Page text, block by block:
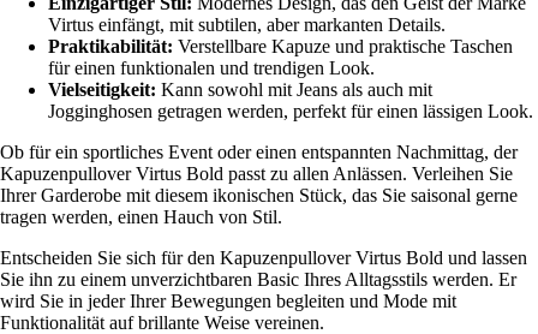
Virtus einfängt, mit subtilen, aber markanten Details.
Praktikabilität: Verstellbare Kapuze und praktische Taschen
für einen funktionalen und trendigen Look.
Vielseitigkeit: Kann sowohl mit Jeans als auch mit
Jogginghosen getragen werden, perfekt für einen lässigen Look.
Ob für ein sportliches Event oder einen entspannten Nachmittag, der
Kapuzenpullover Virtus Bold passt zu allen Anlässen. Verleihen Sie
Ihrer Garderobe mit diesem ikonischen Stück, das Sie saisonal gerne
tragen werden, einen Hauch von Stil.
Entscheiden Sie sich für den Kapuzenpullover Virtus Bold und lassen
Sie ihn zu einem unverzichtbaren Basic Ihres Alltagsstils werden. Er
wird Sie in jeder Ihrer Bewegungen begleiten und Mode mit
Funktionalität auf brillante Weise vereinen.